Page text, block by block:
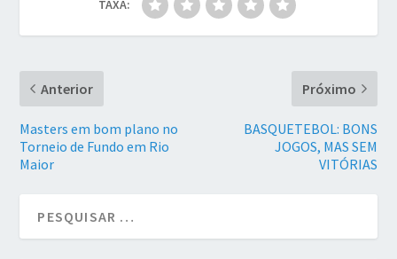
TAXA:
Anterior
Masters em bom plano no
Torneio de Fundo em Rio
Maior
Próximo
BASQUETEBOL: BONS
JOGOS, MAS SEM
VITÓRIAS